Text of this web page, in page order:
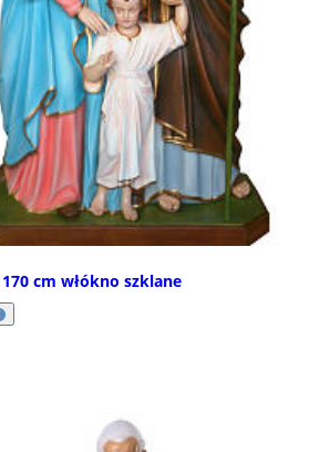
cm włókno szklane